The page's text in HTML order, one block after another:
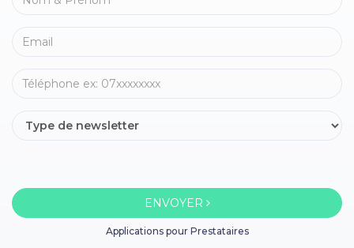
ENVOYER
Applications pour Prestataires